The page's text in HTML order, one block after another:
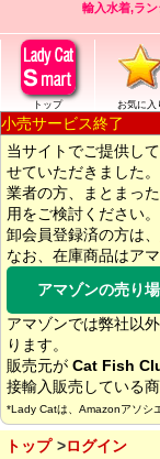
輸入水着,ラ
トップ お気に入
小売サービス終了
当サイトでご提供し
せていただきました。
業者の方、まとまっ
用をご検討ください。
卸会員登録済の方は、
なお、在庫商品はア
アマゾンの売り
アマゾンでは弊社以
ります。
販売元が Cat Fish
接輸入販売している商
*Lady Catは、Amazonアソシ
トップ
ログイン